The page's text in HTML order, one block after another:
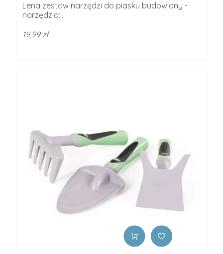
Lena zestaw narzędzi do piasku budowlany -
narzędzia:...
19,99 zł